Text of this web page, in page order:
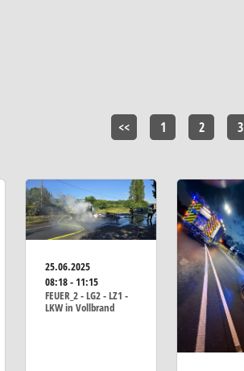
<< 1 2 3
25.06.2025
08:18 - 11:15
FEUER_2 - LG2 - LZ1 -
LKW in Vollbrand